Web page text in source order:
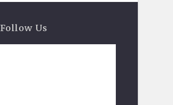
Follow Us